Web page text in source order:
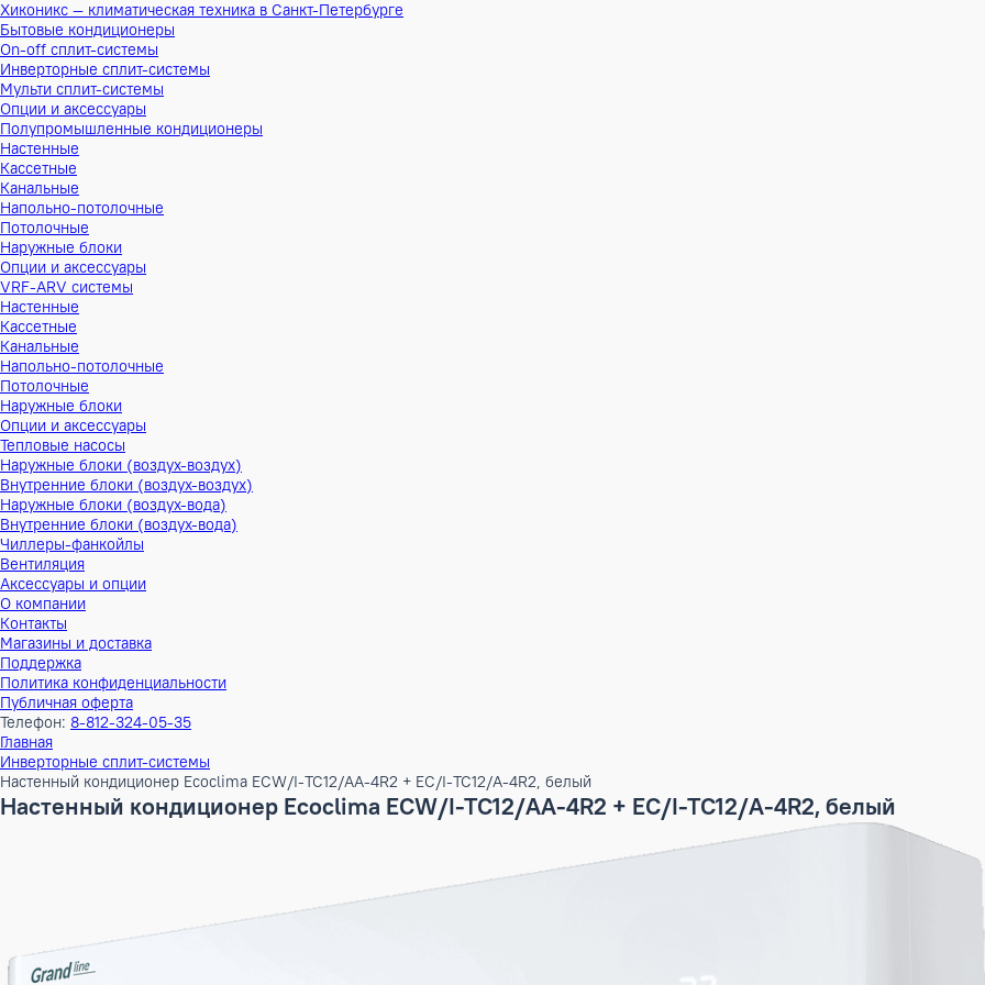
Хиконикс — климатическая техника в Санкт-Петербурге
Бытовые кондиционеры
On-off сплит-системы
Инверторные сплит-системы
Мульти сплит-системы
Опции и аксессуары
Полупромышленные кондиционеры
Настенные
Кассетные
Канальные
Напольно-потолочные
Потолочные
Наружные блоки
Опции и аксессуары
VRF-ARV системы
Настенные
Кассетные
Канальные
Напольно-потолочные
Потолочные
Наружные блоки
Опции и аксессуары
Тепловые насосы
Наружные блоки (воздух-воздух)
Внутренние блоки (воздух-воздух)
Наружные блоки (воздух-вода)
Внутренние блоки (воздух-вода)
Чиллеры-фанкойлы
Вентиляция
Аксессуары и опции
О компании
Контакты
Магазины и доставка
Поддержка
Политика конфиденциальности
Публичная оферта
Телефон:8-812-324-05-35
Настенный кондиционер Ecoclima ECW/I-TC12/AA-4R2 + EC/I-TC12/A-4R2, белый
Настенный кондиционер Ecoclima ECW/I-TC12/AA-4R2 + EC/I-TC12/A-4R2,